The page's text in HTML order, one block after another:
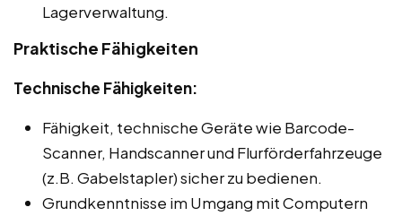
Lagerverwaltung.
Praktische Fähigkeiten
Technische Fähigkeiten:
Fähigkeit, technische Geräte wie Barcode-
Scanner, Handscanner und Flurförderfahrzeuge
(z.B. Gabelstapler) sicher zu bedienen.
Grundkenntnisse im Umgang mit Computern